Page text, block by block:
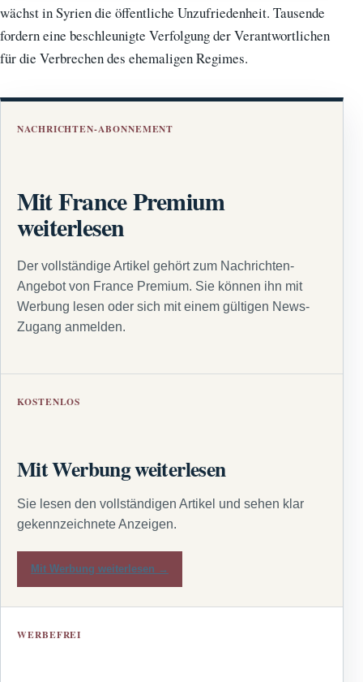
wächst in Syrien die öffentliche Unzufriedenheit. Tausende
fordern eine beschleunigte Verfolgung der Verantwortlichen
für die Verbrechen des ehemaligen Regimes.
NACHRICHTEN-ABONNEMENT
Mit France Premium
weiterlesen
Der vollständige Artikel gehört zum Nachrichten-
Angebot von France Premium. Sie können ihn mit
Werbung lesen oder sich mit einem gültigen News-
Zugang anmelden.
KOSTENLOS
Mit Werbung weiterlesen
Sie lesen den vollständigen Artikel und sehen klar
gekennzeichnete Anzeigen.
Mit Werbung weiterlesen →
WERBEFREI